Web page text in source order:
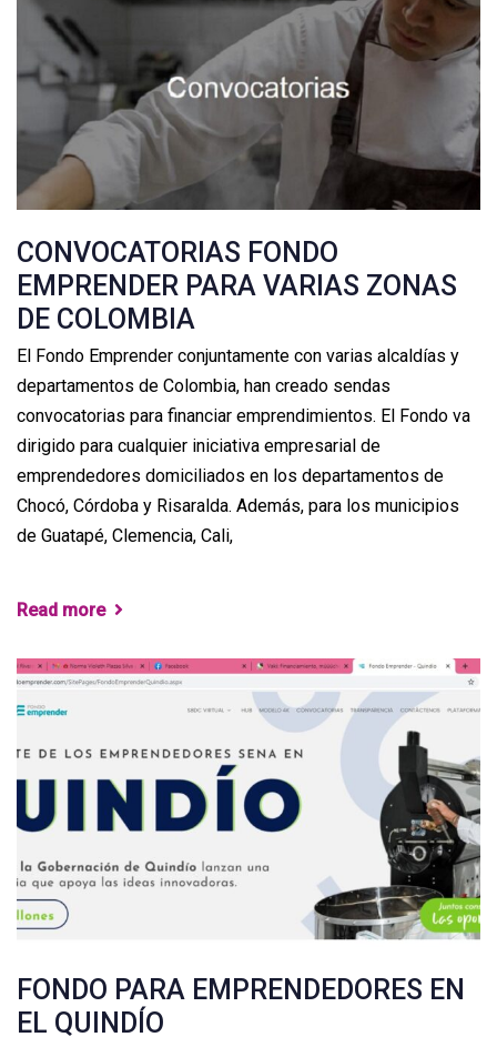
CONVOCATORIAS FONDO
EMPRENDER PARA VARIAS ZONAS
DE COLOMBIA
El Fondo Emprender conjuntamente con varias alcaldías y
departamentos de Colombia, han creado sendas
convocatorias para financiar emprendimientos. El Fondo va
dirigido para cualquier iniciativa empresarial de
emprendedores domiciliados en los departamentos de
Chocó, Córdoba y Risaralda. Además, para los municipios
de Guatapé, Clemencia, Cali,
Read more
FONDO PARA EMPRENDEDORES EN
EL QUINDÍO